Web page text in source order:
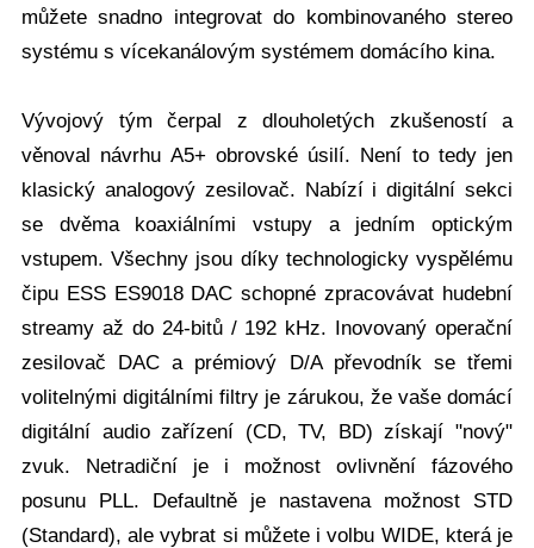
můžete snadno integrovat do kombinovaného stereo
systému s vícekanálovým systémem domácího kina.
Vývojový tým čerpal z dlouholetých zkušeností a
věnoval návrhu A5+ obrovské úsilí. Není to tedy jen
klasický analogový zesilovač. Nabízí i digitální sekci
se dvěma koaxiálními vstupy a jedním optickým
vstupem. Všechny jsou díky technologicky vyspělému
čipu ESS ES9018 DAC schopné zpracovávat hudební
streamy až do 24-bitů / 192 kHz. Inovovaný operační
zesilovač DAC a prémiový D/A převodník se třemi
volitelnými digitálními filtry je zárukou, že vaše domácí
digitální audio zařízení (CD, TV, BD) získají "nový"
zvuk. Netradiční je i možnost ovlivnění fázového
posunu PLL. Defaultně je nastavena možnost STD
(Standard), ale vybrat si můžete i volbu WIDE, která je